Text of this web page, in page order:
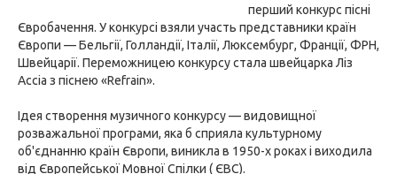
перший конкурс пісні
Євробачення. У конкурсі взяли участь представники країн
Європи — Бельгії, Голландії, Італії, Люксембург, Франції, ФРН,
Швейцарії. Переможницею конкурсу стала швейцарка Ліз
Ассіа з піснею «Refrain».
Ідея створення музичного конкурсу — видовищної
розважальної програми, яка б сприяла культурному
об'єднанню країн Європи, виникла в 1950-х роках і виходила
від Європейської Мовної Спілки ( ЄВС).